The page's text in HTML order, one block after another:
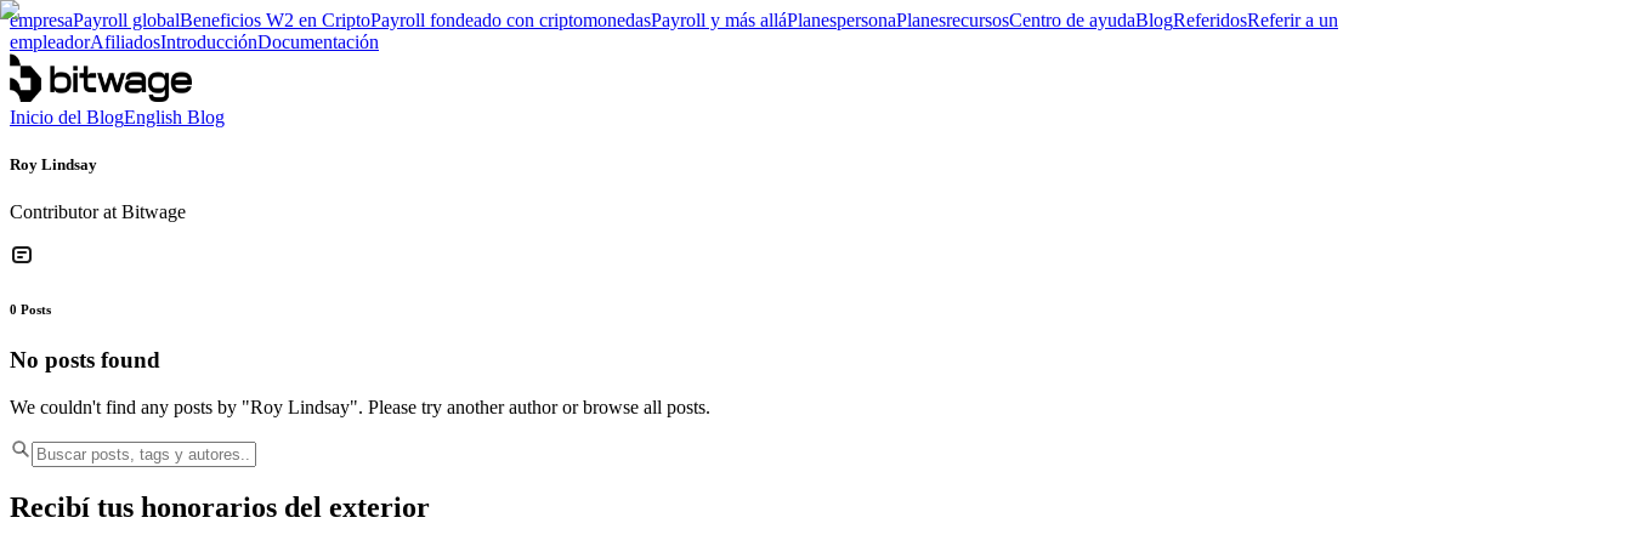
empresaPayroll globalBeneficios W2 en CriptoPayroll fondeado con criptomonedasPayroll y más alláPlanespersonaPlanesrecursosCentro de ayudaBlogReferidosReferir a un
empleadorAfiliadosIntroducciónDocumentación
Inicio del BlogEnglish Blog
Roy Lindsay
Contributor at Bitwage
0 Posts
No posts found
We couldn't find any posts by "Roy Lindsay". Please try another author or browse all posts.
Recibí tus honorarios del exterior